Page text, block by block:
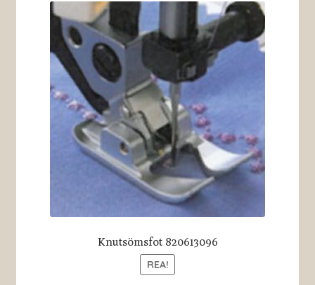
Knutsömsfot 820613096
REA!